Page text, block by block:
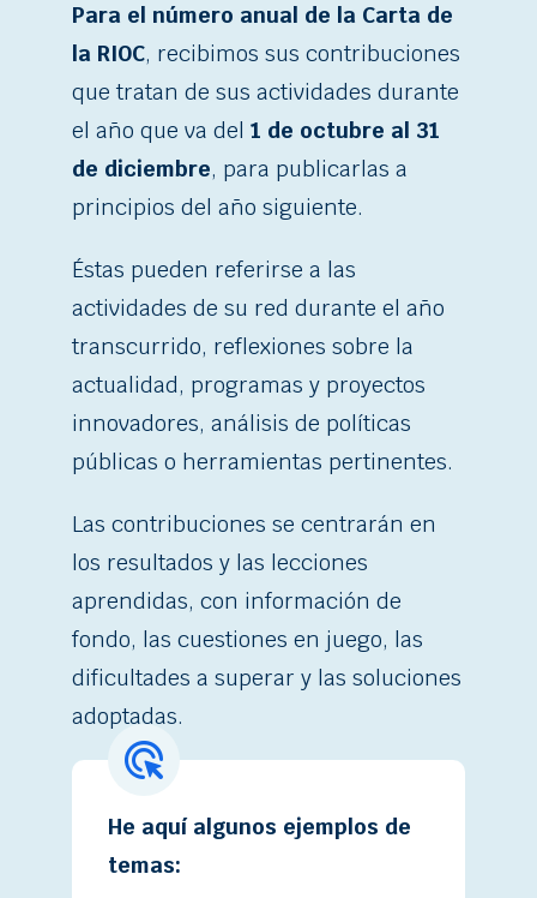
Para el número anual de la Carta de
la RIOC, recibimos sus contribuciones
que tratan de sus actividades durante
el año que va del 1 de octubre al 31
de diciembre, para publicarlas a
principios del año siguiente.
Éstas pueden referirse a las
actividades de su red durante el año
transcurrido, reflexiones sobre la
actualidad, programas y proyectos
innovadores, análisis de políticas
públicas o herramientas pertinentes.
Las contribuciones se centrarán en
los resultados y las lecciones
aprendidas, con información de
fondo, las cuestiones en juego, las
dificultades a superar y las soluciones
adoptadas.
He aquí algunos ejemplos de
temas: